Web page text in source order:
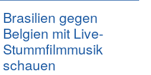
Brasilien gegen
Belgien mit Live-
Stummfilmmusik
schauen